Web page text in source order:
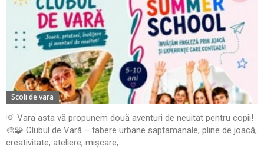
Scoli de vara
🌞 Vara asta vă propunem două aventuri de neuitat pentru copii!
🎨🧩 Clubul de Vară – tabere urbane saptamanale, pline de joacă,
creativitate, ateliere, mișcare,...